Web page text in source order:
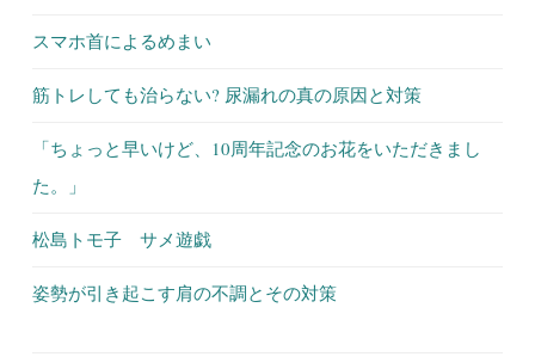
スマホ首によるめまい
筋トレしても治らない? 尿漏れの真の原因と対策
「ちょっと早いけど、10周年記念のお花をいただきまし
た。」
松島トモ子 サメ遊戯
姿勢が引き起こす肩の不調とその対策